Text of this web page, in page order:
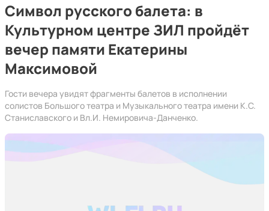
Символ русского балета: в
Культурном центре ЗИЛ пройдёт
вечер памяти Екатерины
Максимовой
Гости вечера увидят фрагменты балетов в исполнении
солистов Большого театра и Музыкального театра имени К.С.
Станиславского и Вл.И. Немировича-Данченко.